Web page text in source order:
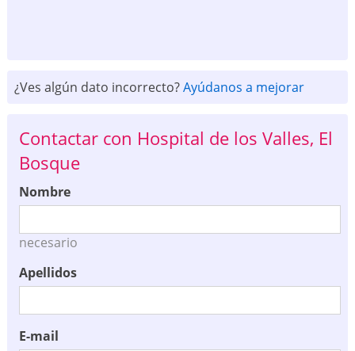
¿Ves algún dato incorrecto?Ayúdanos a mejorar
Contactar con Hospital de los Valles, El
Bosque
Nombre
necesario
Apellidos
E-mail